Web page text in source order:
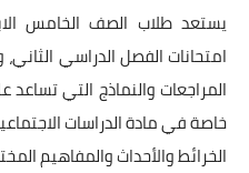
يستعد طلاب الصف الخامس
امتحانات الفصل الدراسي
المراجعات والنماذج التي تساعد
خاصة في مادة الدراسات
الخرائط والأحداث والمفاهيم